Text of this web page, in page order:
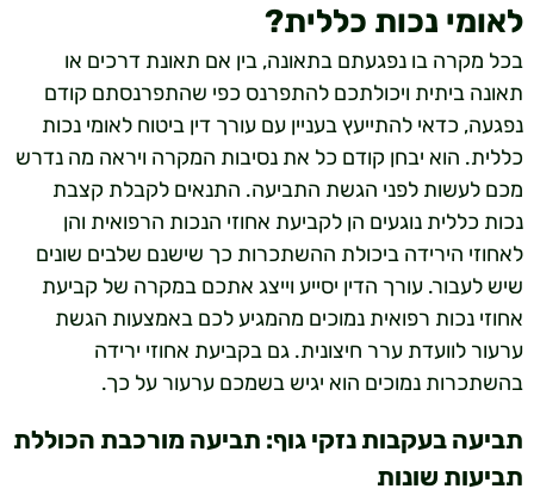
לאומי נכות כללית?
בכל מקרה בו נפגעתם בתאונה, בין אם תאונת דרכים או
תאונה ביתית ויכולתכם להתפרנס כפי שהתפרנסתם קודם
נפגעה, כדאי להתייעץ בעניין עם עורך דין ביטוח לאומי נכות
כללית. הוא יבחן קודם כל את נסיבות המקרה ויראה מה נדרש
מכם לעשות לפני הגשת התביעה. התנאים לקבלת קצבת
נכות כללית נוגעים הן לקביעת אחוזי הנכות הרפואית והן
לאחוזי הירידה ביכולת ההשתכרות כך שישנם שלבים שונים
שיש לעבור. עורך הדין יסייע וייצג אתכם במקרה של קביעת
אחוזי נכות רפואית נמוכים מהמגיע לכם באמצעות הגשת
ערעור לוועדת ערר חיצונית. גם בקביעת אחוזי ירידה
בהשתכרות נמוכים הוא יגיש בשמכם ערעור על כך.
תביעה בעקבות נזקי גוף: תביעה מורכבת הכוללת
תביעות שונות